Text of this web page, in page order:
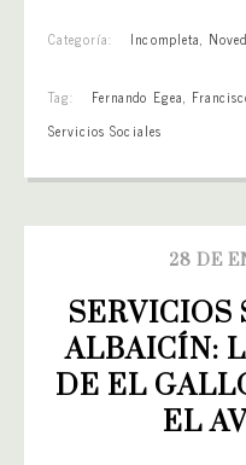
Categoría: Incompleta,
Tag: Fernando Egea,
Servicios Sociales
28 DE
SERVICIOS
ALBAICÍN:
DE EL
EL